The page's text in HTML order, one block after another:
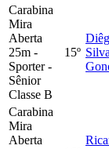
Carabina
Mira
Aberta
25m -
Sporter -
Sênior
Classe B
15º Silva
Carabina
Mira
Aberta